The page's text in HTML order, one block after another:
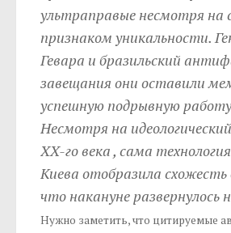
ультраправые несмотря на
признаком уникальности.
Гевара и бразильский
завещания они оставили
успешную подрывную
Несмотря на
XX-го века , сама
Киева отобразила
что накануне развернулось
Нужно заметить, что цитируемые